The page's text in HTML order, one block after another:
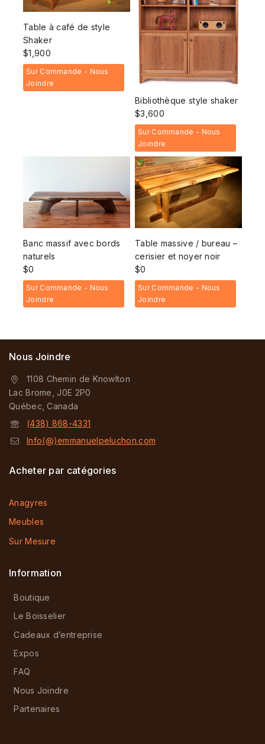
Table à café de style
Shaker
$1,900
Sur Commande - Nous
Joindre
Bibliothèque style shaker
$3,600
Sur Commande - Nous
Joindre
Banc massif avec bords
naturels
$0
Sur Commande - Nous
Joindre
Table massive / bureau –
cerisier et noyer noir
$0
Sur Commande - Nous
Joindre
Nous Joindre
1108 Chemin de Knowlton
Lac Brome, J0E 2P0
Québec, Canada
(438) 868-4331
Info(@)emmanuelpeluchon.com
Acheter par catégories
Anagyres
Meubles
Sur Mesure
Information
Boutique
Le Boisselier
Cadeaux d’entreprise
Expos
FAQ
Nous Joindre
Partenaires